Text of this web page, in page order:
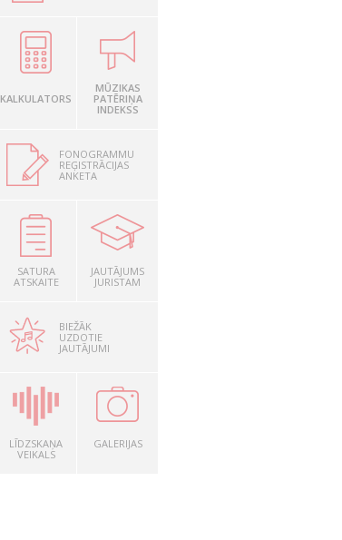
KALKULATORS
MŪZIKAS
PATĒRIŅA
INDEKSS
FONOGRAMMU
REĢISTRĀCIJAS
ANKETA
SATURA
ATSKAITE
JAUTĀJUMS
JURISTAM
BIEŽĀK
UZDOTIE
JAUTĀJUMI
LĪDZSKAŅA
VEIKALS
GALERIJAS